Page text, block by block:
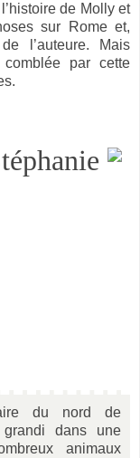
de Molly et
sur Rome et,
l’auteure. Mais
par cette
du nord de
dans une
animaux